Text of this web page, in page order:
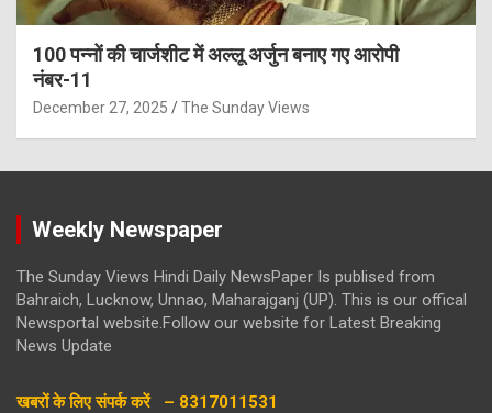
100 पन्नों की चार्जशीट में अल्लू अर्जुन बनाए गए आरोपी
नंबर-11
December 27, 2025 The Sunday Views
Weekly Newspaper
The Sunday Views Hindi Daily NewsPaper Is publised from
Bahraich, Lucknow, Unnao, Maharajganj (UP). This is our offical
Newsportal website.Follow our website for Latest Breaking
News Update
खबरों के लिए संपर्क करें – 8317011531